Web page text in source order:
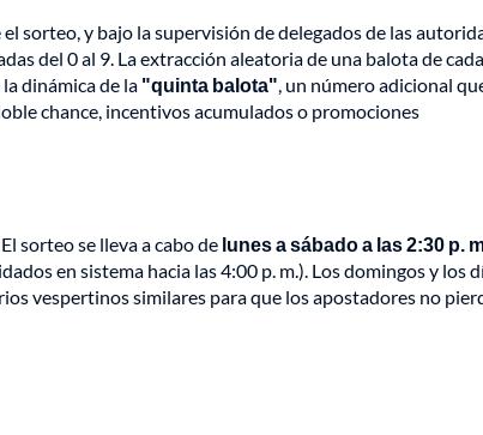
sorteo, y bajo la supervisión de delegados de las
del 0 al 9. La extracción aleatoria de una balota de
dinámica de la "quinta balota", un número adicional
chance, incentivos acumulados o promociones
sorteo se lleva a cabo de lunes a sábado a las 2:30 p.
en sistema hacia las 4:00 p. m.). Los domingos y los
vespertinos similares para que los apostadores no